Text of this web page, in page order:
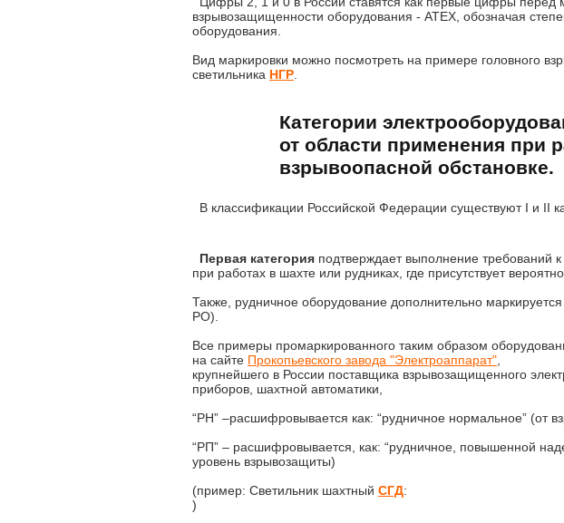
взрывозащищенности оборудования - ATEX, обозначая
оборудования.
Вид маркировки можно посмотреть на примере головного
светильника НГР
Категории
от области применения при
взрывоопасной обстановке.
В классификации Российской Федерации существуют I и II
Первая категория подтверждает выполнение требований
при работах в шахте или рудниках, где присутствует
Также, рудничное оборудование дополнительно
РО).
Все примеры промаркированного таким образом
на сайте Прокопьевского завода "Электроаппарат"
крупнейшего в России поставщика взрывозащищенного
приборов, шахтной автоматики,
“РН” –расшифровывается как: “рудничное нормальное” (от
“РП” – расшифровывается, как: “рудничное, повышенной
уровень взрывозащиты)
(пример: Светильник шахтный СГД:
)